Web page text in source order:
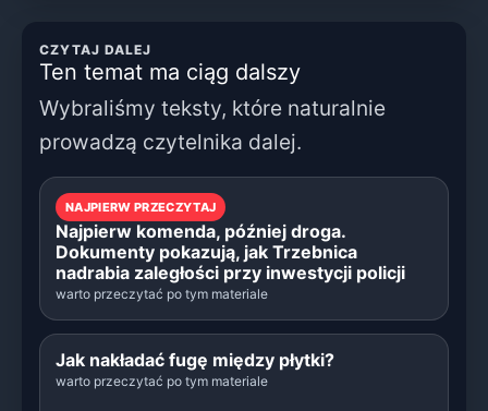
CZYTAJ DALEJ
Ten temat ma ciąg dalszy
Wybraliśmy teksty, które naturalnie
prowadzą czytelnika dalej.
NAJPIERW PRZECZYTAJ
Najpierw komenda, później droga.
Dokumenty pokazują, jak Trzebnica
nadrabia zaległości przy inwestycji policji
warto przeczytać po tym materiale
Jak nakładać fugę między płytki?
warto przeczytać po tym materiale